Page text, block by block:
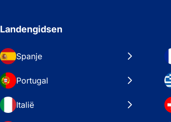
Landengidsen
Spanje
Portugal
Italië